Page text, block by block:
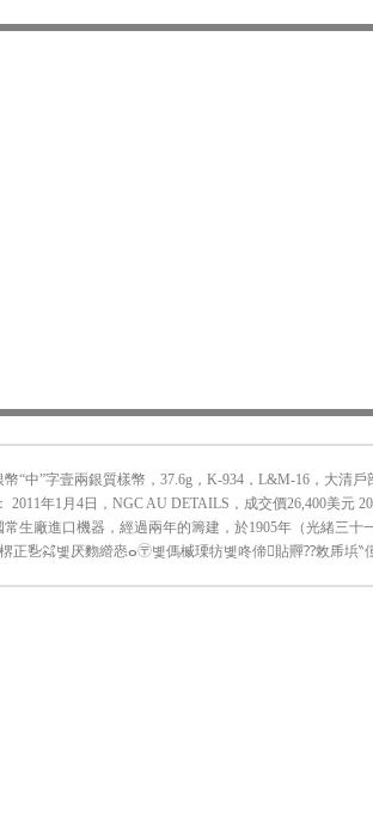
幣“中”字壹兩銀質樣幣，37.6g，K-934，L&M-16，大清
2011年1月4日，NGC AU DETAILS，成交價26,400美元
生廠進口機器，經過兩年的籌建，於1905年（光緒三
正㐠㌶볯厌䴯䌣㤲ⴰ〶볯傌楲瑮牥볯咚偙貼䵐⁇敇⁭乕㙃